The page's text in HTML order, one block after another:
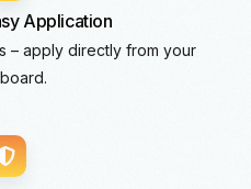
Application
– apply directly from your